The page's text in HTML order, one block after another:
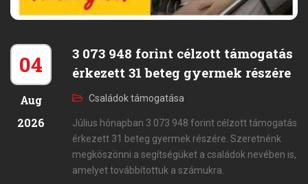
04
Aug
2026
3 073 948 forint célzott támogatás
érkezett 31 beteg gyermek részére
Családok támogatása
Július hónapban 3 073 948 forint célzott támogatás
érkezett 31 beteg gyermek részére. Szeretnénk
megköszönni a segítségüket a családok nevében is,
amelyet továbbítottuk a számukra.